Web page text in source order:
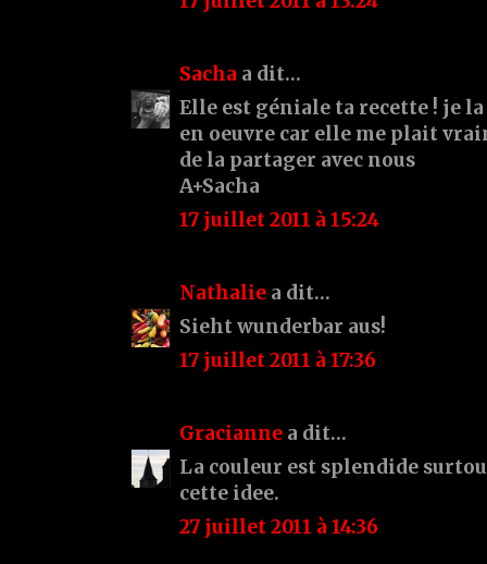
Sacha a dit…
Elle est géniale ta recette ! je
en oeuvre car elle me plait
de la partager avec nous
A+Sacha
17 juillet 2011 à 15:24
Nathalie a dit…
Sieht wunderbar aus!
17 juillet 2011 à 17:36
Gracianne a dit…
La couleur est splendide
cette idee.
27 juillet 2011 à 14:36